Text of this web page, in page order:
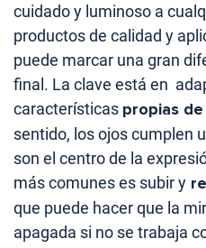
cuidado y luminoso a
productos de calidad y
puede marcar una gran
final. La clave está en
características propias
sentido, los ojos cumplen
son el centro de la
más comunes es subir y
que puede hacer que la
apagada si no se trabaja